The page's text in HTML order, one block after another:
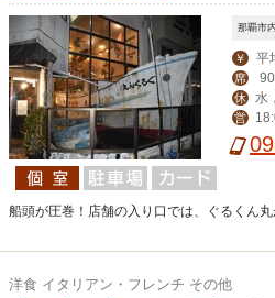
那覇市
￥ 平
席
休 水
営
船頭が圧巻！店舗の入り口では、ぐるくん
洋食 イタリアン・フレンチ その他